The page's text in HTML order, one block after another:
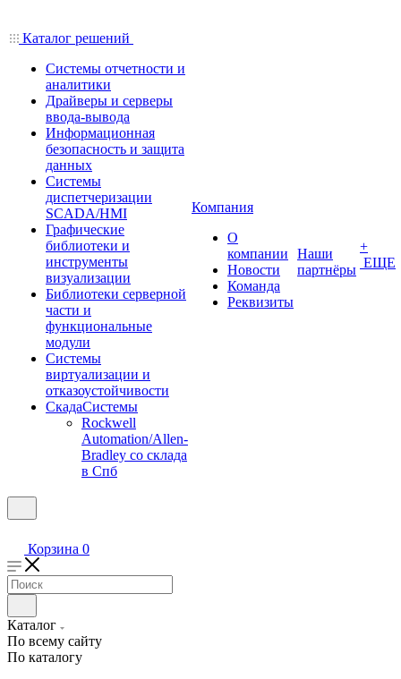
Каталог решений
Системы отчетности и
аналитики
Драйверы и серверы
ввода-вывода
Информационная
безопасность и защита
данных
Системы
диспетчеризации
SCADA/HMI
Графические
библиотеки и
инструменты
визуализации
Библиотеки серверной
части и
функциональные
модули
Системы
виртуализации и
отказоустойчивости
СкадаСистемы
Rockwell
Automation/Allen-
Bradley со склада
в Спб
Компания
О
компании
Новости
Команда
Реквизиты
Наши
партнёры
+
ЕЩЕ
Корзина 0
Каталог
По всему сайту
По каталогу